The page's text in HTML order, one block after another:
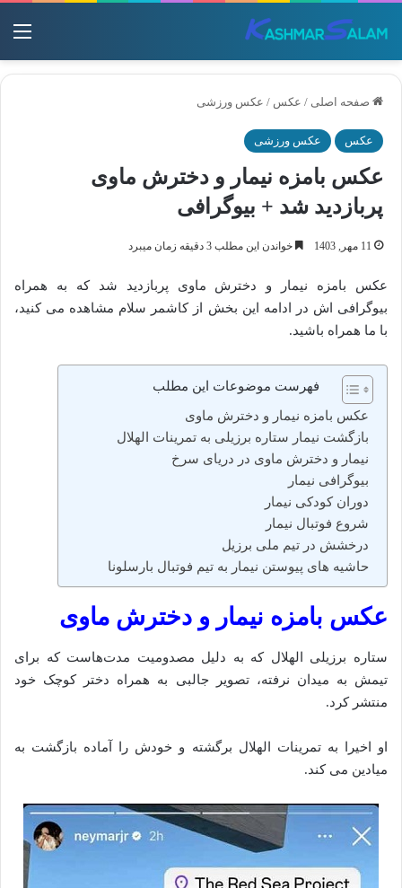
صفحه اصلی / عکس / عکس ورزشی
عکس عکس ورزشی
عکس بامزه نیمار و دخترش ماوی
پربازدید شد + بیوگرافی
11 مهر, 1403 خواندن این مطلب 3 دقیقه زمان میبرد
عکس بامزه نیمار و دخترش ماوی پربازدید شد که به همراه
بیوگرافی اش در ادامه این بخش از کاشمر سلام مشاهده می کنید،
با ما همراه باشید.
فهرست موضوعات این مطلب
عکس بامزه نیمار و دخترش ماوی
بازگشت نیمار ستاره برزیلی به تمرینات الهلال
نیمار و دخترش ماوی در دریای سرخ
بیوگرافی نیمار
دوران کودکی نیمار
شروع فوتبال نیمار
درخشش در تیم ملی برزیل
حاشیه های پیوستن‌ نیمار به تیم فوتبال بارسلونا
عکس بامزه نیمار و دخترش ماوی
ستاره برزیلی الهلال که به‌ دلیل مصدومیت مدت‌هاست که برای
تیمش به میدان نرفته، تصویر جالبی به همراه دختر کوچک خود
منتشر کرد.
او اخیرا به تمرینات الهلال برگشته و خودش را آماده بازگشت به
میادین می‌ کند.